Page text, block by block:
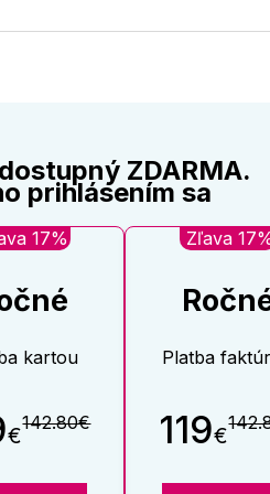
Twitter
ZDARMA.
prihlásením sa
17%
kartou
€142.80€
Zľava
Platba
119€